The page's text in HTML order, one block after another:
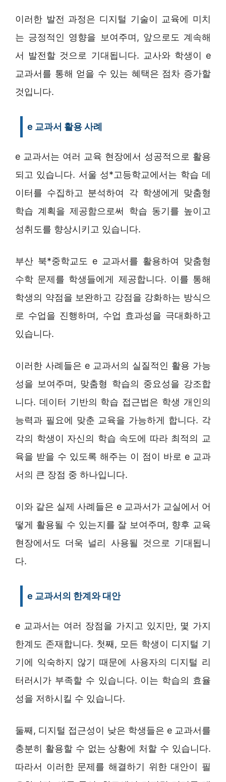
이러한 발전 과정은 디지털 기술이 교육에 미치
는 긍정적인 영향을 보여주며, 앞으로도 계속해
서 발전할 것으로 기대됩니다. 교사와 학생이 e
교과서를 통해 얻을 수 있는 혜택은 점차 증가할
것입니다.
e 교과서 활용 사례
e 교과서는 여러 교육 현장에서 성공적으로 활용
되고 있습니다. 서울 성*고등학교에서는 학습 데
이터를 수집하고 분석하여 각 학생에게 맞춤형
학습 계획을 제공함으로써 학습 동기를 높이고
성취도를 향상시키고 있습니다.
부산 북*중학교도 e 교과서를 활용하여 맞춤형
수학 문제를 학생들에게 제공합니다. 이를 통해
학생의 약점을 보완하고 강점을 강화하는 방식으
로 수업을 진행하며, 수업 효과성을 극대화하고
있습니다.
이러한 사례들은 e 교과서의 실질적인 활용 가능
성을 보여주며, 맞춤형 학습의 중요성을 강조합
니다. 데이터 기반의 학습 접근법은 학생 개인의
능력과 필요에 맞춘 교육을 가능하게 합니다. 각
각의 학생이 자신의 학습 속도에 따라 최적의 교
육을 받을 수 있도록 해주는 이 점이 바로 e 교과
서의 큰 장점 중 하나입니다.
이와 같은 실제 사례들은 e 교과서가 교실에서 어
떻게 활용될 수 있는지를 잘 보여주며, 향후 교육
현장에서도 더욱 널리 사용될 것으로 기대됩니
다.
e 교과서의 한계와 대안
e 교과서는 여러 장점을 가지고 있지만, 몇 가지
한계도 존재합니다. 첫째, 모든 학생이 디지털 기
기에 익숙하지 않기 때문에 사용자의 디지털 리
터러시가 부족할 수 있습니다. 이는 학습의 효율
성을 저하시킬 수 있습니다.
둘째, 디지털 접근성이 낮은 학생들은 e 교과서를
충분히 활용할 수 없는 상황에 처할 수 있습니다.
따라서 이러한 문제를 해결하기 위한 대안이 필